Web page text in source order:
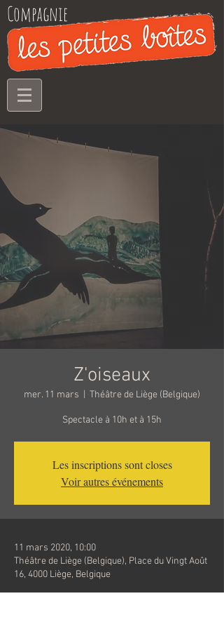
Compagnie
Z'oiseaux
mer. 11 mars Théâtre de Liège (Belgique)
Spectacle à 10h et à 15h
Les inscriptions sont closes
Voir autres événements
11 mars 2020, 10:00
Théâtre de Liège (Belgique), Place du Vingt Août
16, 4000 Liège, Belgique